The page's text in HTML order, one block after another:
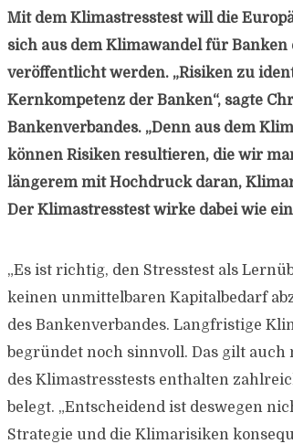
Mit dem Klimastresstest will die
sich aus dem Klimawandel für
veröffentlicht werden. „Risiken zu
Kernkompetenz der Banken“, sagte
Bankenverbandes. „Denn aus dem
können Risiken resultieren, die wir
längerem mit Hochdruck daran,
Der Klimastresstest wirke dabei wie
„Es ist richtig, den Stresstest als
keinen unmittelbaren Kapitalbedarf
des Bankenverbandes. Langfristige
begründet noch sinnvoll. Das gilt
des Klimastresstests enthalten
belegt. „Entscheidend ist deswegen
Strategie und die Klimarisiken